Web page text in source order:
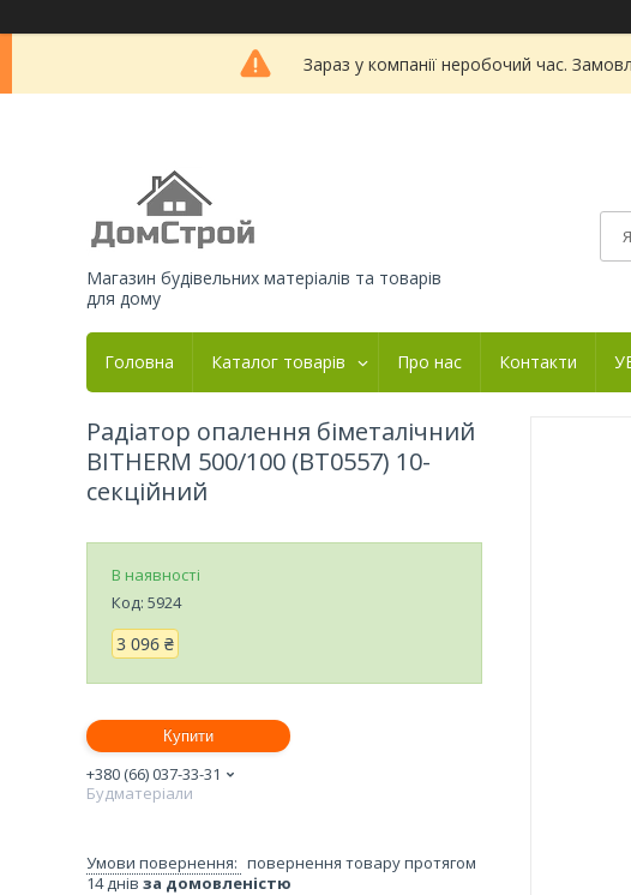
Зараз у компанії неробочий час.
Магазин будівельних матеріалів та товарів
для дому
Головна Каталог товарів Про нас Контакти
Радіатор опалення біметалічний
BITHERM 500/100 (BT0557) 10-
секційний
В наявності
Код: 5924
3 096 ₴
Купити
+380 (66) 037-33-31
Будматеріали
повернення товару протягом
14 днів за домовленістю